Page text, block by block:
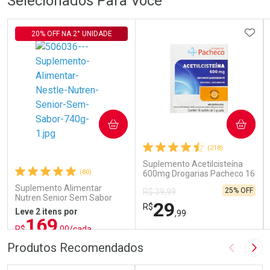
(80)
Suplemento Alimentar
Nutren Senior Sem Sabor
740g
20% OFF NA 2° UNIDADE
Leve 2 itens por
R$169,00/cada
COMPRAR
FECHAR
FECHAR
Por Menos
(218)
Suplemento Acetilcisteína
600mg Drogarias Pacheco 16
R$ 39,99
R$29,99
25% OFF
COMPRAR
Por Menos
Produtos Recomendados Imagem